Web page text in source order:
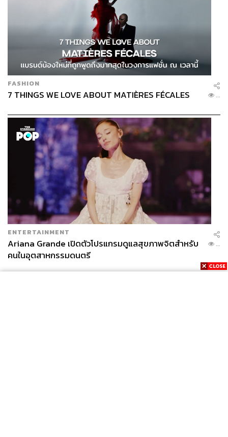
FASHION
7 THINGS WE LOVE ABOUT MATIÈRES FÉCALES ...
ENTERTAINMENT
Ariana Grande เปิดตัวโปรแกรมดูแลสุขภาพจิตสำหรับ
คนในอุตสาหกรรมดนตรี
...